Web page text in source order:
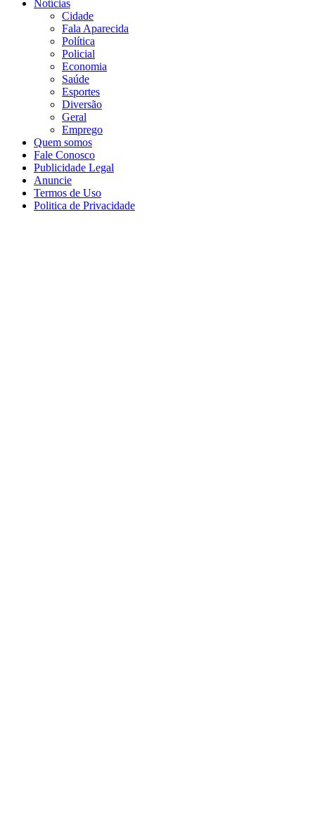
Notícias
Cidade
Fala Aparecida
Política
Policial
Economia
Saúde
Esportes
Diversão
Geral
Emprego
Quem somos
Fale Conosco
Publicidade Legal
Anuncie
Termos de Uso
Politica de Privacidade